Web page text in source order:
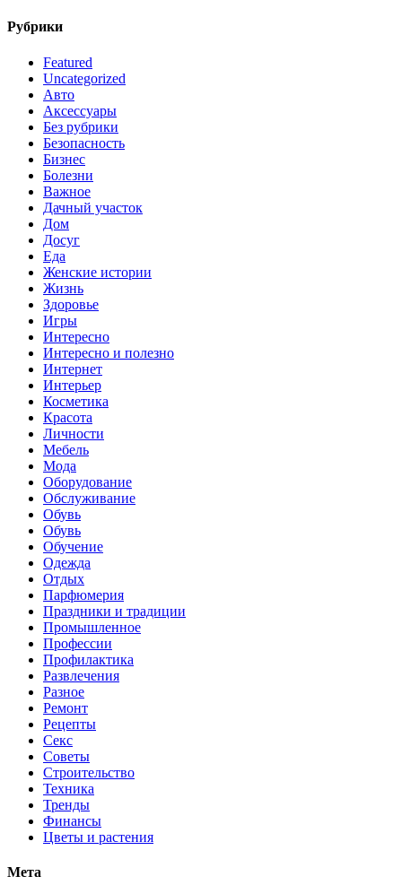
Рубрики
Featured
Uncategorized
Авто
Аксессуары
Без рубрики
Безопасность
Бизнес
Болезни
Важное
Дачный участок
Дом
Досуг
Еда
Женские истории
Жизнь
Здоровье
Игры
Интересно
Интересно и полезно
Интернет
Интерьер
Косметика
Красота
Личности
Мебель
Мода
Оборудование
Обслуживание
Обувь
Обувь
Обучение
Одежда
Отдых
Парфюмерия
Праздники и традиции
Промышленное
Профессии
Профилактика
Развлечения
Разное
Ремонт
Рецепты
Секс
Советы
Строительство
Техника
Тренды
Финансы
Цветы и растения
Мета